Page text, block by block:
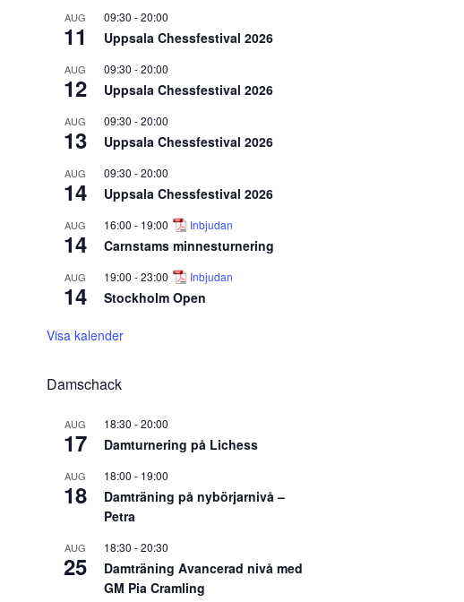
AUG
11
09:30 -20:00
Uppsala Chessfestival 2026
AUG
12
09:30 -20:00
Uppsala Chessfestival 2026
AUG
13
09:30 -20:00
Uppsala Chessfestival 2026
AUG
14
09:30 -20:00
Uppsala Chessfestival 2026
AUG
14
16:00 - 19:00 Inbjudan
Carnstams minnesturnering
AUG
14
19:00 -23:00 Inbjudan
Stockholm Open
Visa kalender
Damschack
AUG
17
18:30 -20:00
Damturnering på Lichess
AUG
18
18:00 - 19:00
Damträning på nybörjarnivå –
Petra
AUG
25
18:30 -20:30
Damträning Avancerad nivå med
GM Pia Cramling